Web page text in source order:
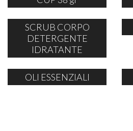
SCRUB CORPO
DETERGENTE
IDRATANTE
OLI ESSENZIALI